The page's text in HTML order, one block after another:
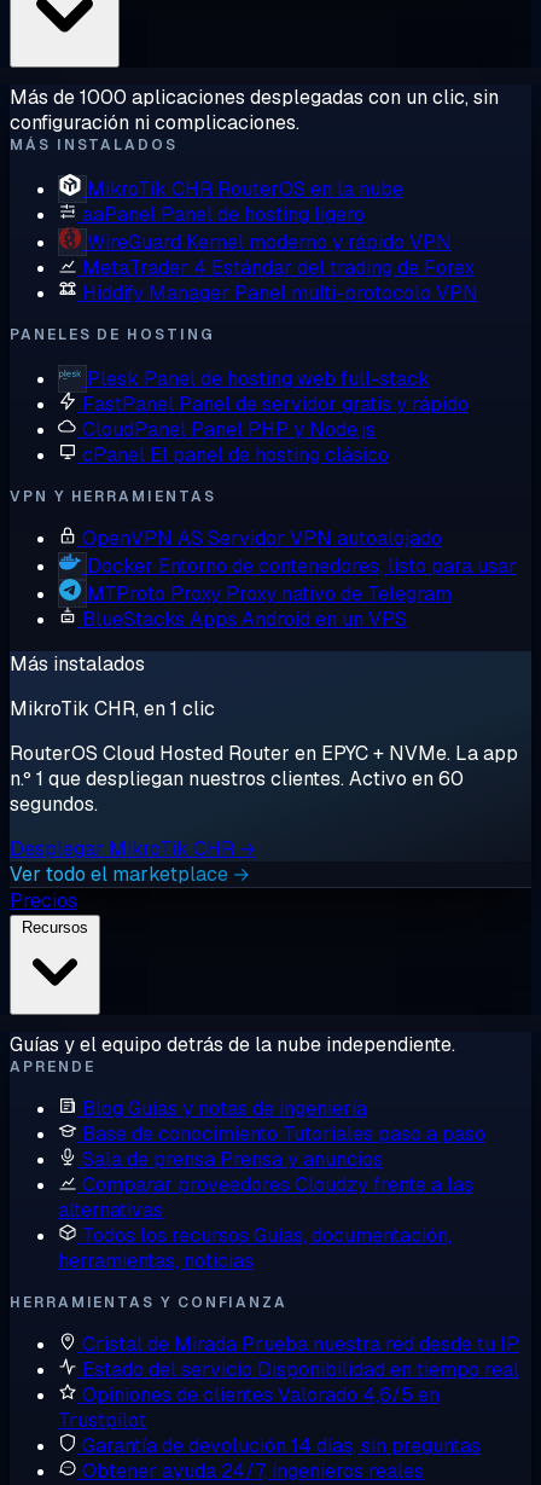
Más de 1000 aplicaciones desplegadas con un clic, sin
configuración ni complicaciones.
MÁS INSTALADOS
MikroTik CHR RouterOS en la nube
aaPanel Panel de hosting ligero
WireGuard Kernel moderno y rápido VPN
MetaTrader 4 Estándar del trading de Forex
Hiddify Manager Panel multi-protocolo VPN
PANELES DE HOSTING
Plesk Panel de hosting web full-stack
FastPanel Panel de servidor gratis y rápido
CloudPanel Panel PHP y Node.js
cPanel El panel de hosting clásico
VPN Y HERRAMIENTAS
OpenVPN AS Servidor VPN autoalojado
Docker Entorno de contenedores, listo para usar
MTProto Proxy Proxy nativo de Telegram
BlueStacks Apps Android en un VPS
Más instalados
MikroTik CHR, en 1 clic
RouterOS Cloud Hosted Router en EPYC + NVMe. La app
n.º 1 que despliegan nuestros clientes. Activo en 60
segundos.
Desplegar MikroTik CHR →
Ver todo el marketplace →
Precios
Guías y el equipo detrás de la nube independiente.
APRENDE
Blog Guías y notas de ingeniería
Base de conocimiento Tutoriales paso a paso
Sala de prensa Prensa y anuncios
Comparar proveedores Cloudzy frente a las
alternativas
Todos los recursos Guías, documentación,
herramientas, noticias
HERRAMIENTAS Y CONFIANZA
Cristal de Mirada Prueba nuestra red desde tu IP
Estado del servicio Disponibilidad en tiempo real
Opiniones de clientes Valorado 4,6/5 en
Trustpilot
Garantía de devolución 14 días, sin preguntas
Obtener ayuda 24/7, ingenieros reales